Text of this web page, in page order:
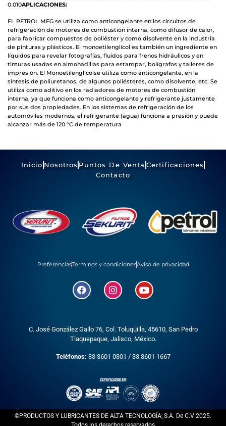
0.010APLICACIONES:
EL PETROL MEG se utiliza como anticongelante en los circuitos de
refrigeración de motores de combustión interna, como difusor de calor,
para fabricar compuestos de poliéster y como disolvente en la industria
de pinturas y plásticos. El monoetilenglicol es también un ingrediente en
líquidos para revelar fotografías, fluidos para frenos hidráulicos y en
tinturas usadas en almohadillas para estampar, bolígrafos y talleres de
impresión. El Monoetilenglicolse utiliza como anticongelante, en la
síntesis de poliuretanos, de algunos poliésteres, como disolvente, etc. Se
utiliza como aditivo en los radiadores de motores de combustión
interna, ya que funciona como anticongelante y refrigerante justamente
por sus dos propiedades. En los sistemas de refrigeración de los
automóviles modernos, el refrigerante (agua) funciona a presión y puede
alcanzar más de 120 °C de temperatura
Inicio Nosotros Puntos De Venta Certificaciones
Contacto
PreferenciasTerminos y condicionesAviso de privacidad
C. José González Gallo 76, Col. Toluquilla, 45610, San Pedro
Tlaquepaque, Jalisco, México.
Teléfonos: 33 3601 0301 / 33 3601 1667
©PRODUCTOS Y LUBRICANTES DE ALTA TECNOLOGÍA, S.A. De C.V 2025.